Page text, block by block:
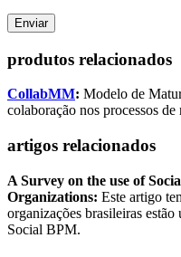
produtos relacionados
CollabMM: Modelo de
colaboração nos processos
artigos relacionados
A Survey on the use of
Organizations: Este artigo
organizações brasileiras
Social BPM.